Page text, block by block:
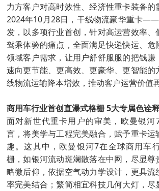
力方客户对高时效性、经济性重卡装备的
2024年10月28日，干线物流豪华重卡
发，以多项行业首创，针对高运营效率、
驾乘体验的痛点，全面满足快递快运、危
领域客户需求，让用户舒舒服服的把钱赚
速向更节能、更高效、更豪华、更智能的
线物流运输降本增效，推动客户运营价值
商用车行业首创直瀑式格栅 5大专属色诠
面对新世代重卡用户的审美，欧曼银河
言，将美学与工程完美融合，赋予重卡运
趣。这其中，欧曼银河7在全球商用车
栅，如银河流动斑斓散落在中网，尽显尊
略微后仰，依据空气动力学设计，更具流
率完美结合；繁简相宜科技几何大灯，尽